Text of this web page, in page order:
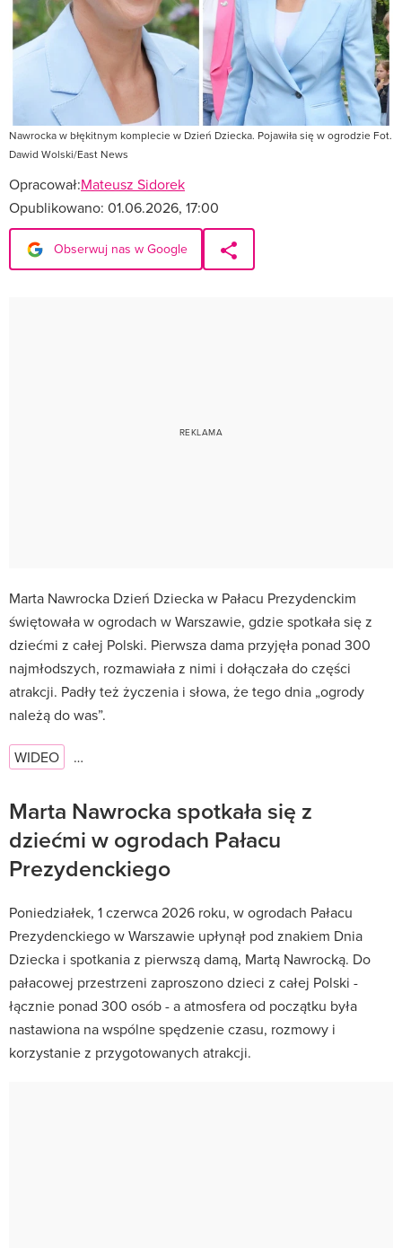
Nawrocka w błękitnym komplecie w Dzień Dziecka. Pojawiła się w ogrodzie Fot.
Dawid Wolski/East News
Opracował:Mateusz Sidorek
Opublikowano: 01.06.2026, 17:00
Obserwuj nas w Google
Marta Nawrocka Dzień Dziecka w Pałacu Prezydenckim
świętowała w ogrodach w Warszawie, gdzie spotkała się z
dziećmi z całej Polski. Pierwsza dama przyjęła ponad 300
najmłodszych, rozmawiała z nimi i dołączała do części
atrakcji. Padły też życzenia i słowa, że tego dnia „ogrody
należą do was”.
WIDEO …
Marta Nawrocka spotkała się z
dziećmi w ogrodach Pałacu
Prezydenckiego
Poniedziałek, 1 czerwca 2026 roku, w ogrodach Pałacu
Prezydenckiego w Warszawie upłynął pod znakiem Dnia
Dziecka i spotkania z pierwszą damą, Martą Nawrocką. Do
pałacowej przestrzeni zaproszono dzieci z całej Polski -
łącznie ponad 300 osób - a atmosfera od początku była
nastawiona na wspólne spędzenie czasu, rozmowy i
korzystanie z przygotowanych atrakcji.